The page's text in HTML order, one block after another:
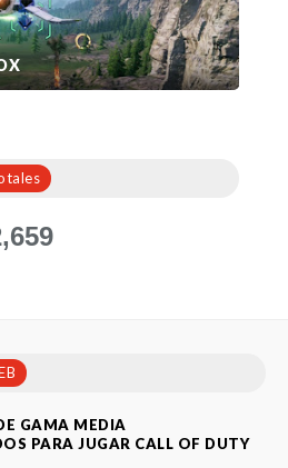
GAMA MEDIA
PARA JUGAR CALL OF DUTY